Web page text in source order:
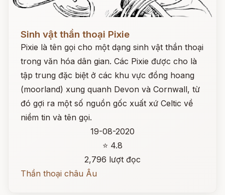
Sinh vật thần thoại Pixie
Pixie là tên gọi cho một dạng sinh vật thần thoại
trong văn hóa dân gian. Các Pixie được cho là
tập trung đặc biệt ở các khu vực đồng hoang
(moorland) xung quanh Devon và Cornwall, từ
đó gợi ra một số nguồn gốc xuất xứ Celtic về
niềm tin và tên gọi.
19-08-2020
⭐ 4.8
2,796 lượt đọc
Thần thoại châu Âu